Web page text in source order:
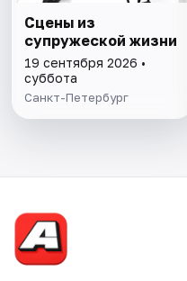
Сцены из
супружеской жизни
19 сентября 2026 •
суббота
Санкт-Петербург